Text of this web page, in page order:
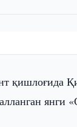
қишлоғида
янги